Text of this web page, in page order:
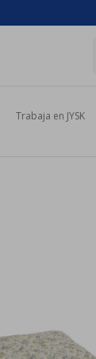
Trabaja en JYSK